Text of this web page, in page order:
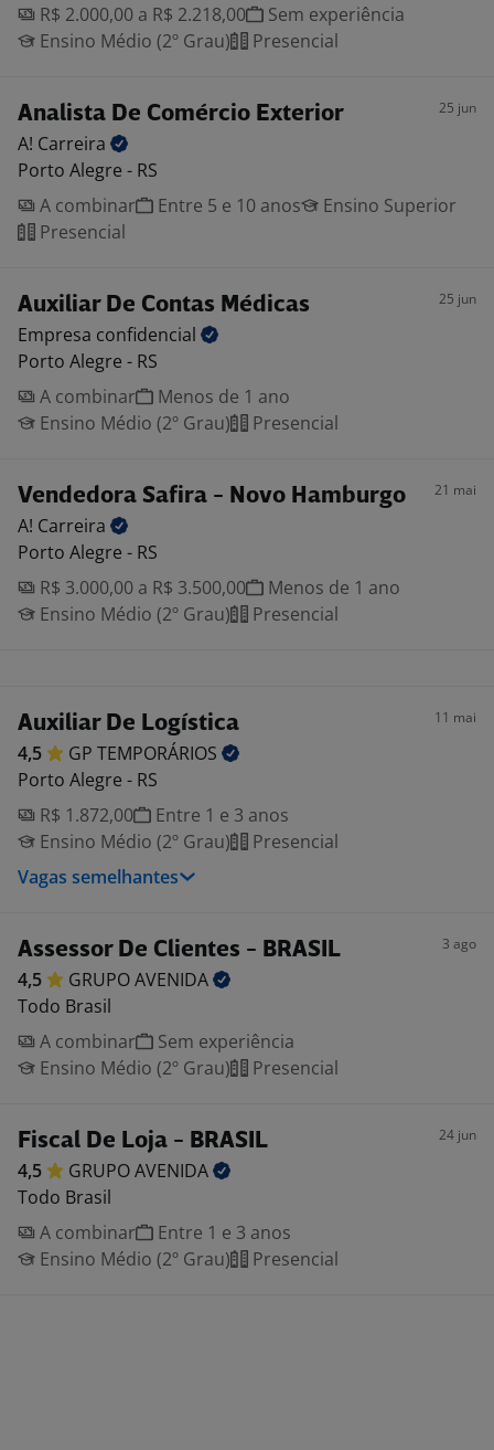
R$ 2.000,00 a R$ 2.218,00
Sem experiência
Ensino Médio (2º Grau)
Presencial
Analista De Comércio Exterior 25 jun
A! Carreira
Porto Alegre - RS
A combinar
Entre 5 e 10 anos
Ensino Superior
Presencial
Auxiliar De Contas Médicas 25 jun
Empresa confidencial
Porto Alegre - RS
A combinar
Menos de 1 ano
Ensino Médio (2º Grau)
Presencial
Vendedora Safira - Novo Hamburgo 21 mai
A! Carreira
Porto Alegre - RS
R$ 3.000,00 a R$ 3.500,00
Menos de 1 ano
Ensino Médio (2º Grau)
Presencial
Auxiliar De Logística 11 mai
4,5 GP TEMPORÁRIOS
Porto Alegre - RS
R$ 1.872,00
Entre 1 e 3 anos
Ensino Médio (2º Grau)
Presencial
Vagas semelhantes
Assessor De Clientes - BRASIL 3 ago
4,5 GRUPOAVENIDA
Todo Brasil
A combinar
Sem experiência
Ensino Médio (2º Grau)
Presencial
Fiscal De Loja - BRASIL 24 jun
4,5 GRUPOAVENIDA
Todo Brasil
A combinar
Entre 1 e 3 anos
Ensino Médio (2º Grau)
Presencial